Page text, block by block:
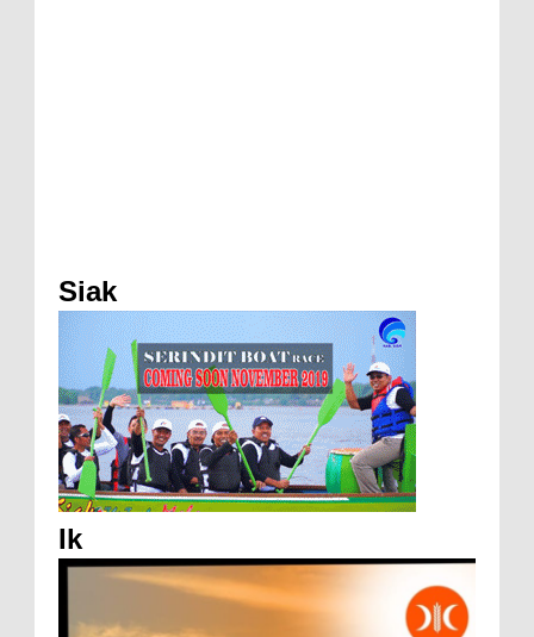
Siak
Ik